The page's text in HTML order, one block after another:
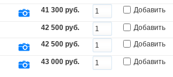
41 300 руб. Добавить
42 500 руб.
Добавить
42 500 руб. Добавить
43 000 руб. Добавить